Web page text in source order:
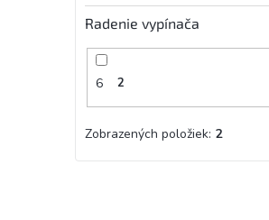
Radenie vypínača
6 2
Zobrazených položiek: 2